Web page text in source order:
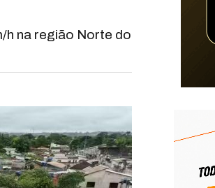
h na região Norte do